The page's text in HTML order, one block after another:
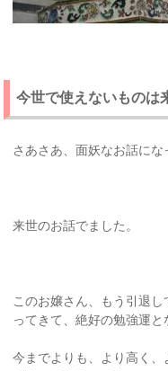
今世で使えないものは
さあさあ、面妖なお話にな
来世のお話でました。
このお嬢さん、もう引退
ってきて、絶好の勉強運と
今までよりも、より高く